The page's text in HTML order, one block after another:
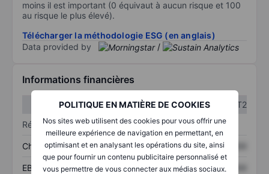
POLITIQUE EN MATIÈRE DE COOKIES
Nos sites web utilisent des cookies pour vous offrir une
meilleure expérience de navigation en permettant, en
optimisant et en analysant les opérations du site, ainsi
que pour fournir un contenu publicitaire personnalisé et
vous permettre de vous connecter aux médias sociaux.
moins il est important (0 équivaut à aucun risque et 100
au risque le plus élevé).
Télécharger la méthodologie ESG (en anglais)
Data provided by
/
Informations financières
T1
T2
Résultats
Chiffre d’affaires XXXXXXX XXXXXXX
EBITDA XXXXXXX XXXXXXX